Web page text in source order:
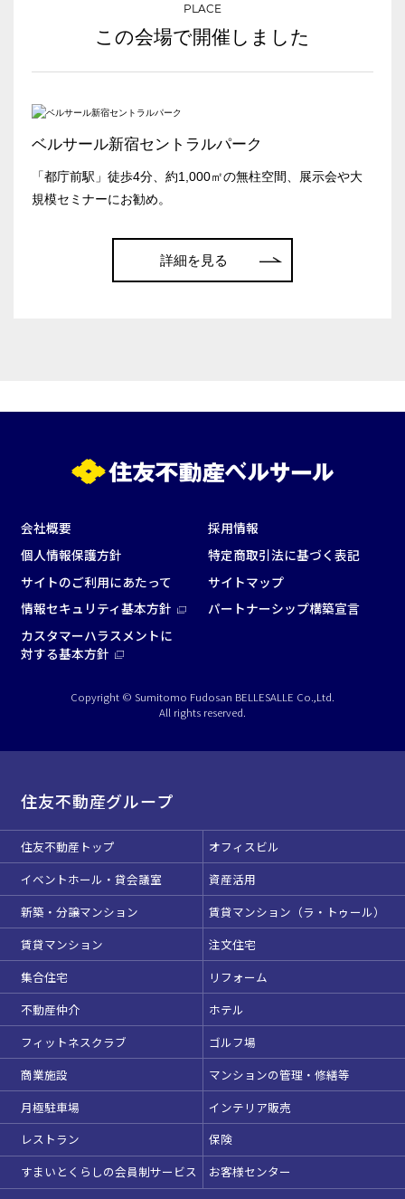
PLACE
この会場で開催しました
ベルサール新宿セントラルパーク
「都庁前駅」徒歩4分、約1,000㎡の無柱空間、展示会や大
規模セミナーにお勧め。
詳細を見る
会社概要
採用情報
個人情報保護方針
特定商取引法に基づく表記
サイトのご利用にあたって
サイトマップ
情報セキュリティ基本方針
パートナーシップ構築宣言
カスタマーハラスメントに
対する基本方針
Copyright © Sumitomo Fudosan BELLESALLE Co.,Ltd.
All rights reserved.
住友不動産グループ
住友不動産トップ
オフィスビル
イベントホール・貸会議室
資産活用
新築・分譲マンション
賃貸マンション（ラ・トゥール）
賃貸マンション
注文住宅
集合住宅
リフォーム
不動産仲介
ホテル
フィットネスクラブ
ゴルフ場
商業施設
マンションの管理・修繕等
月極駐車場
インテリア販売
レストラン
保険
すまいとくらしの会員制サービス
お客様センター
e-sports大会 プレス発表
試験 展示会・販売会